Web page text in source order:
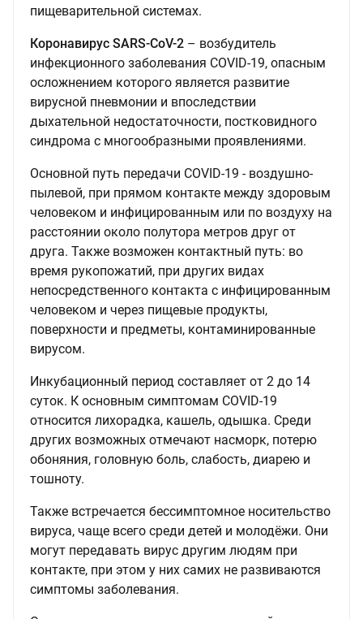
пищеварительной системах.
Коронавирус SARS-CoV-2 – возбудитель
инфекционного заболевания COVID-19, опасным
осложнением которого является развитие
вирусной пневмонии и впоследствии
дыхательной недостаточности, постковидного
синдрома с многообразными проявлениями.
Основной путь передачи COVID-19 - воздушно-
пылевой, при прямом контакте между здоровым
человеком и инфицированным или по воздуху на
расстоянии около полутора метров друг от
друга. Также возможен контактный путь: во
время рукопожатий, при других видах
непосредственного контакта с инфицированным
человеком и через пищевые продукты,
поверхности и предметы, контаминированные
вирусом.
Инкубационный период составляет от 2 до 14
суток. К основным симптомам COVID-19
относится лихорадка, кашель, одышка. Среди
других возможных отмечают насморк, потерю
обоняния, головную боль, слабость, диарею и
тошноту.
Также встречается бессимптомное носительство
вируса, чаще всего среди детей и молодёжи. Они
могут передавать вирус другим людям при
контакте, при этом у них самих не развиваются
симптомы заболевания.